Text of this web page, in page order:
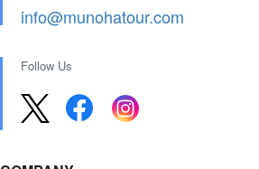
info@munohatour.com
Follow Us